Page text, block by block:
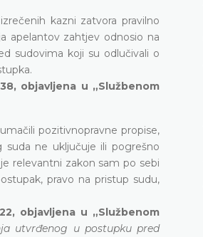
kazni zatvora pravilno
apelantov zahtjev odnosio na
sudovima koji su odlučivali o
objavljena u „Službenom
pozitivnopravne propise,
suda ne uključuje ili pogrešno
relevantni zakon sam po sebi
pravo na pristup sudu,
objavljena u „Službenom
utvrđenog u postupku pred